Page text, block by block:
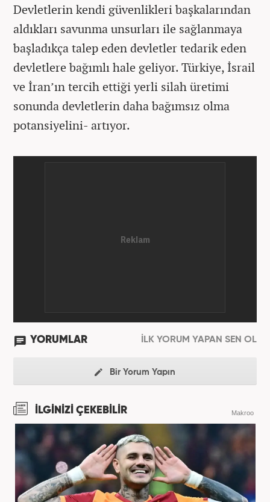
Devletlerin kendi güvenlikleri başkalarından
aldıkları savunma unsurları ile sağlanmaya
başladıkça talep eden devletler tedarik eden
devletlere bağımlı hale geliyor. Türkiye, İsrail
ve İran’ın tercih ettiği yerli silah üretimi
sonunda devletlerin daha bağımsız olma
potansiyelini- artıyor.
YORUMLAR İLK YORUM YAPAN SEN OL
Bir Yorum Yapın
İLGİNİZİ ÇEKEBİLİR Makroo